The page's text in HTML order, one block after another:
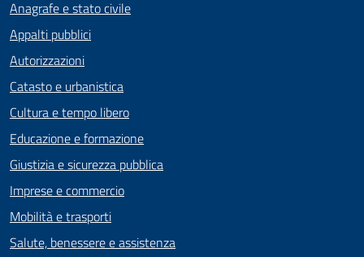
Anagrafe e stato civile
Appalti pubblici
Autorizzazioni
Catasto e urbanistica
Cultura e tempo libero
Educazione e formazione
Giustizia e sicurezza pubblica
Imprese e commercio
Mobilità e trasporti
Salute, benessere e assistenza